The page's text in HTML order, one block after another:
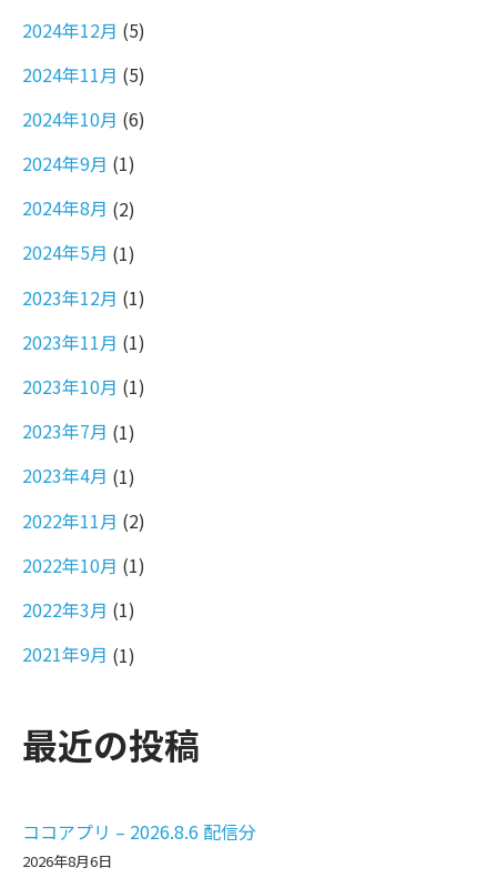
2024年12月 (5)
2024年11月 (5)
2024年10月 (6)
2024年9月 (1)
2024年8月 (2)
2024年5月 (1)
2023年12月 (1)
2023年11月 (1)
2023年10月 (1)
2023年7月 (1)
2023年4月 (1)
2022年11月 (2)
2022年10月 (1)
2022年3月 (1)
2021年9月 (1)
最近の投稿
ココアプリ – 2026.8.6 配信分
2026年8月6日